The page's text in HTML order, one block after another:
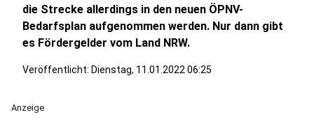
die Strecke allerdings in den neuen ÖPNV-
Bedarfsplan aufgenommen werden. Nur dann gibt
es Fördergelder vom Land NRW.
Veröffentlicht: Dienstag, 11.01.2022 06:25
Anzeige